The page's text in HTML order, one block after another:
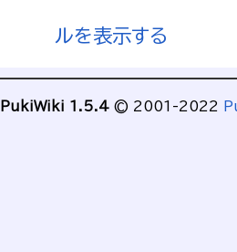
ルを表示する
PukiWiki 1.5.4 © 2001-2022